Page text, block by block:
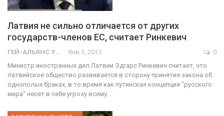
Латвия не сильно отличается от других
государств-членов ЕС, считает Ринкевич
ГЕЙ-АЛЬЯНС УКРАИНА Янв 3, 2015
0
Министр иностранных дел Латвии Эдгарс Ринкевич считает, что
латвийское общество развивается в сторону принятия закона об
однополых браках, в то время как путинская концепция "русского
мира" несет в себе угрозу всему…